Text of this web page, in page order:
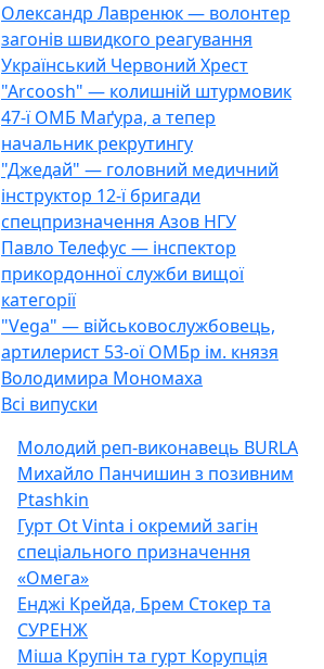
Олександр Лавренюк — волонтер
загонів швидкого реагування
Український Червоний Хрест
"Arcoosh" — колишній штурмовик
47-ї ОМБ Маґура, а тепер
начальник рекрутингу
"Джедай" — головний медичний
інструктор 12-ї бригади
спецпризначення Азов НГУ
Павло Телефус — інспектор
прикордонної служби вищої
категорії
"Vega" — військовослужбовець,
артилерист 53-ої ОМБр ім. князя
Володимира Мономаха
Всі випуски
Молодий реп-виконавець BURLA
Михайло Панчишин з позивним
Ptashkin
Гурт Ot Vinta і окремий загін
спеціального призначення
«Омега»
Енджі Крейда, Брем Стокер та
СУРЕНЖ
Міша Крупін та гурт Корупція